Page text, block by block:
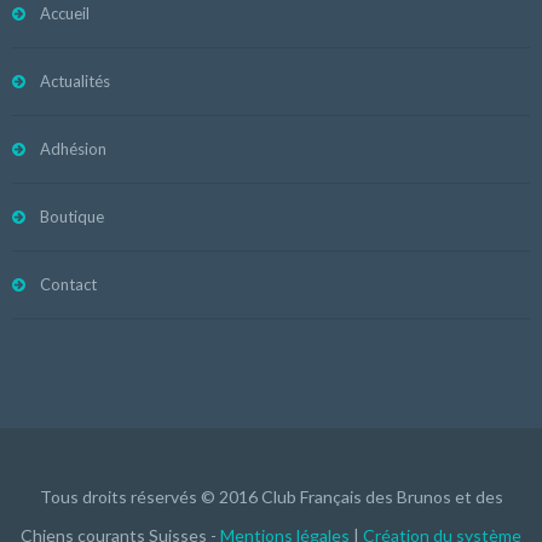
Accueil
Actualités
Adhésion
Boutique
Contact
Tous droits réservés © 2016 Club Français des Brunos et des
Chiens courants Suisses - Mentions légales | Création du système